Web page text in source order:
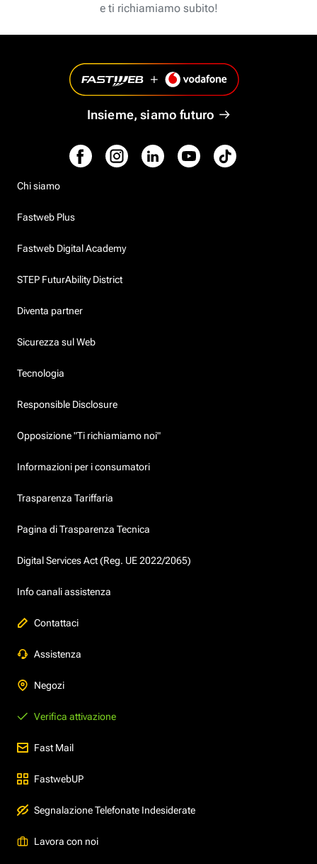
e ti richiamiamo subito!
Insieme, siamo futuro
Chi siamo
Fastweb Plus
Fastweb Digital Academy
STEP FuturAbility District
Diventa partner
Sicurezza sul Web
Tecnologia
Responsible Disclosure
Opposizione "Ti richiamiamo noi"
Informazioni per i consumatori
Trasparenza Tariffaria
Pagina di Trasparenza Tecnica
Digital Services Act (Reg. UE 2022/2065)
Info canali assistenza
Contattaci
Assistenza
Negozi
Verifica attivazione
Fast Mail
FastwebUP
Segnalazione Telefonate Indesiderate
Lavora con noi